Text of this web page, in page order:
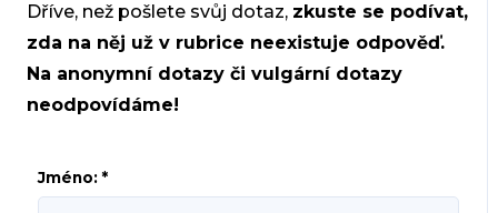
Dříve, než pošlete svůj dotaz, zkuste se podívat,
zda na něj už v rubrice neexistuje odpověď.
Na anonymní dotazy či vulgární dotazy
neodpovídáme!
Jméno: *